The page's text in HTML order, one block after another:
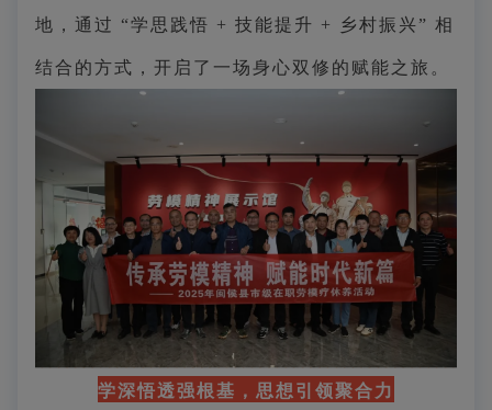
地，通过 “学思践悟 + 技能提升 + 乡村振兴” 相
结合的方式，开启了一场身心双修的赋能之旅。
学深悟透强根基，思想引领聚合力